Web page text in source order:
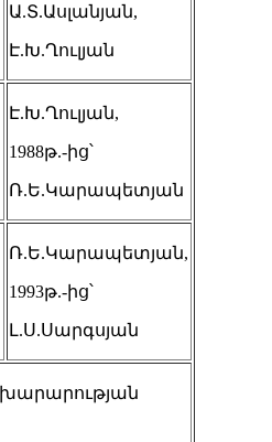
Ա.Տ.Ասլանյան,
Է.Խ.Ղուլյան
Է.Խ.Ղուլյան,
1988թ.-ից՝
Ռ.Ե.Կարապետյան
Ռ.Ե.Կարապետյան,
1993թ.-ից՝
Լ.Ս.Սարգսյան